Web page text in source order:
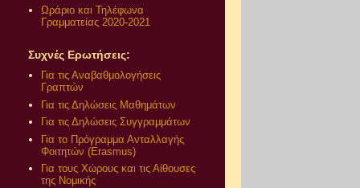
Ωράριο και Τηλέφωνα
Γραμματείας 2020-2021
Συχνές Ερωτήσεις:
Για τις Αναβαθμολογήσεις
Γραπτών
Για τις Δηλώσεις Μαθημάτων
Για τις Δηλώσεις Συγγραμμάτων
Για το Πρόγραμμα Ανταλλαγής
Φοιτητών (Erasmus)
Για τους Χώρους και τις Αίθουσες
της Νομικής